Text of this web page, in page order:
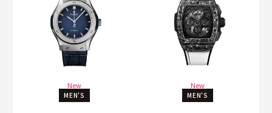
New
MEN'S
New
MEN'S